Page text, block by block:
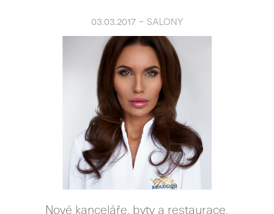
03.03.2017 - SALONY
Nové kanceláře, byty a restaurace.